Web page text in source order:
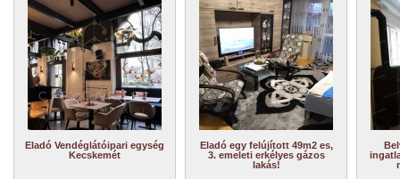
Eladó Vendéglátóipari egység
Kecskemét
Eladó egy felújított 49m2 es,
3. emeleti erkélyes gázos
lakás!